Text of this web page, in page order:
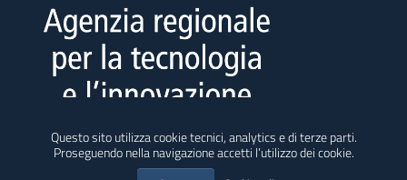
Questo sito utilizza cookie tecnici, analytics e di terze parti.
Proseguendo nella navigazione accetti l’utilizzo dei cookie.
Direttore responsabile: Francesca Tondi
I contenuti redazionali di questo sito sono distribuiti con licenza